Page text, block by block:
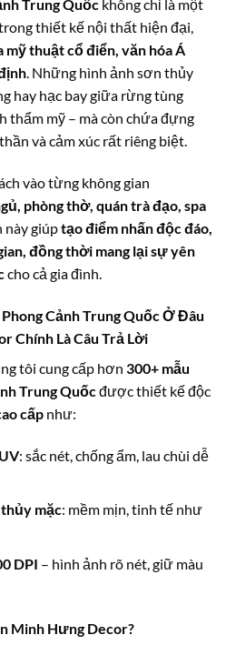
Trung Quốc không chỉ là một
thiết kế nội thất hiện đại,
mỹ thuật cổ điển, văn hóa Á
. Những hình ảnh sơn thủy
hay hạc bay giữa rừng tùng
thẩm mỹ – mà còn chứa đựng
và cảm xúc rất riêng biệt.
vào từng không gian
phòng thờ, quán trà đạo, spa
này giúptạo điểm nhấn độc đáo,
đồng thời mang lại sự yên
cho cả gia đình.
Cảnh Trung Quốc Ở Đâu
Chính Là Câu Trả Lời
tôi cung cấp hơn 300+ mẫu
Trung Quốcđược thiết kế độc
cấp như:
: sắc nét, chống ẩm, lau chùi dễ
mặc: mềm mịn, tinh tế như
DPI – hình ảnh rõ nét, giữ màu
Minh Hưng Decor?